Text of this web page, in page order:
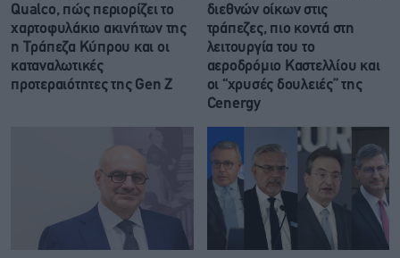
Qualco, πώς περιορίζει το
χαρτοφυλάκιο ακινήτων της
η Τράπεζα Κύπρου και οι
καταναλωτικές
προτεραιότητες της Gen Z
διεθνών οίκων στις
τράπεζες, πιο κοντά στη
λειτουργία του το
αεροδρόμιο Καστελλίου και
οι “χρυσές δουλειές” της
Cenergy